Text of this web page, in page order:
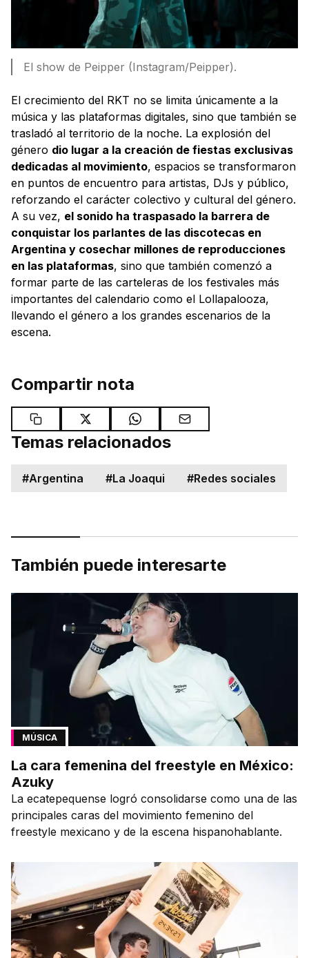
El show de Peipper (Instagram/Peipper).
El crecimiento del RKT no se limita únicamente a la
música y las plataformas digitales, sino que también se
trasladó al territorio de la noche. La explosión del
género dio lugar a la creación de fiestas exclusivas
dedicadas al movimiento, espacios se transformaron
en puntos de encuentro para artistas, DJs y público,
reforzando el carácter colectivo y cultural del género.
A su vez, el sonido ha traspasado la barrera de
conquistar los parlantes de las discotecas en
Argentina y cosechar millones de reproducciones
en las plataformas, sino que también comenzó a
formar parte de las carteleras de los festivales más
importantes del calendario como el Lollapalooza,
llevando el género a los grandes escenarios de la
escena.
Compartir nota
Temas relacionados
#Argentina #La Joaqui #Redes sociales
También puede interesarte
MÚSICA
La cara femenina del freestyle en México:
Azuky
La ecatepequense logró consolidarse como una de las
principales caras del movimiento femenino del
freestyle mexicano y de la escena hispanohablante.